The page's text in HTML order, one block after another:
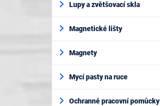
Lupy a zvětšovací skla
Magnetické lišty
Magnety
Mycí pasty na ruce
Ochranné pracovní pomůcky